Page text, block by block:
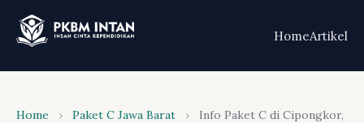
HomeArtikel
Home › Paket C Jawa Barat ›
Info Paket C di Cipongkor,